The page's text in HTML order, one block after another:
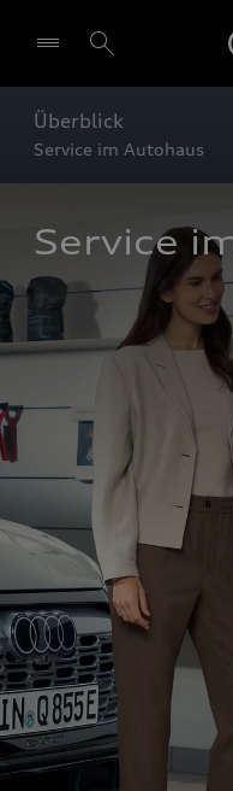
Überblick
Service im Autohaus
Service